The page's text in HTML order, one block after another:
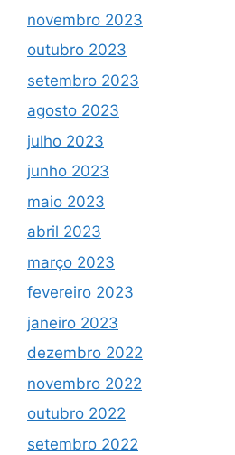
novembro 2023
outubro 2023
setembro 2023
agosto 2023
julho 2023
junho 2023
maio 2023
abril 2023
março 2023
fevereiro 2023
janeiro 2023
dezembro 2022
novembro 2022
outubro 2022
setembro 2022